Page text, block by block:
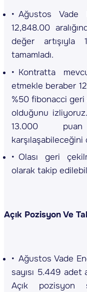
Ağustos Vade
12,848.00
değer artışıyla
tamamladı.
Kontratta
etmekle beraber
%50 fibonacci geri
olduğunu
13.000
Olası geri
olarak takip
Açık Pozisyon Ve
Ağustos Vade
sayısı 5.449
Açık pozisyon